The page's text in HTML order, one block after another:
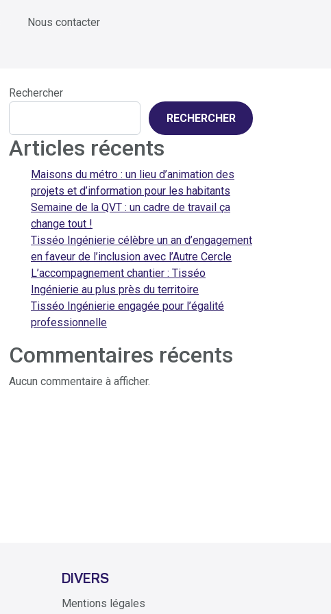
Nous contacter
Rechercher
RECHERCHER
Articles récents
Maisons du métro : un lieu d’animation des
projets et d’information pour les habitants
Semaine de la QVT : un cadre de travail ça
change tout !
Tisséo Ingénierie célèbre un an d’engagement
en faveur de l’inclusion avec l’Autre Cercle
L’accompagnement chantier : Tisséo
Ingénierie au plus près du territoire
Tisséo Ingénierie engagée pour l’égalité
professionnelle
Commentaires récents
Aucun commentaire à afficher.
DIVERS
Mentions légales